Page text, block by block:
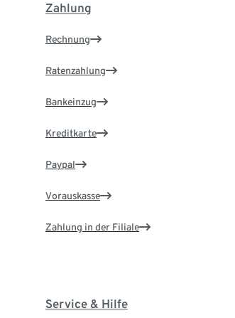
Zahlung
Rechnung
Ratenzahlung
Bankeinzug
Kreditkarte
Paypal
Vorauskasse
Zahlung in der Filiale
Service & Hilfe